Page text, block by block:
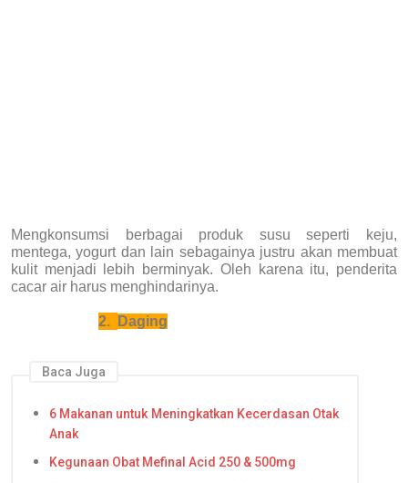
Mengkonsumsi berbagai produk susu seperti keju,
mentega, yogurt dan lain sebagainya justru akan membuat
kulit menjadi lebih berminyak. Oleh karena itu, penderita
cacar air harus menghindarinya.
2. Daging
Baca Juga
6 Makanan untuk Meningkatkan Kecerdasan Otak
Anak
Kegunaan Obat Mefinal Acid 250 & 500mg